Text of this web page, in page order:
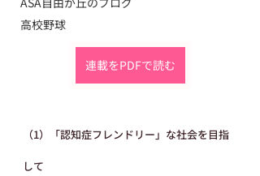
高校野球
連載をPDFで読む
（1）「認知症フレンドリー」な社会を目指
して